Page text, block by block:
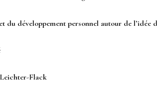
développement personnel autour de l’idée
Flack